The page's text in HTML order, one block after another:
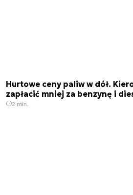
Hurtowe ceny paliw w dół.
zapłacić mniej za benzynę i
2 min.